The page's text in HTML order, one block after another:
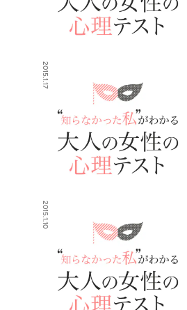
2015.1.17
2015.1.10